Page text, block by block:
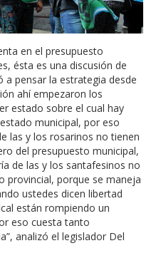
en el presupuesto
ésta es una discusión de
a pensar la estrategia desde
ahí empezaron los
estado sobre el cual hay
municipal, por eso
las y los rosarinos no tienen
del presupuesto municipal,
de las y los santafesinos no
provincial, porque se maneja
ustedes dicen libertad
están rompiendo un
eso cuesta tanto
analizó el legislador Del